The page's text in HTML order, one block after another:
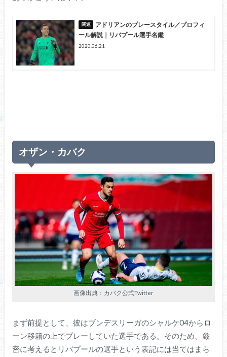
アドリアンのプレースタイル／プロフィ
ール解説｜リバプール選手名鑑
2020.06.21
オザン・カバク
画像出典：カバク公式Twitter
まず前提として、彼はブンデスリーガのシャルケ04からロ
ーン移籍の上でプレーしていた選手である。そのため、厳
密に考えるとリバプールの選手という表記には当てはまら